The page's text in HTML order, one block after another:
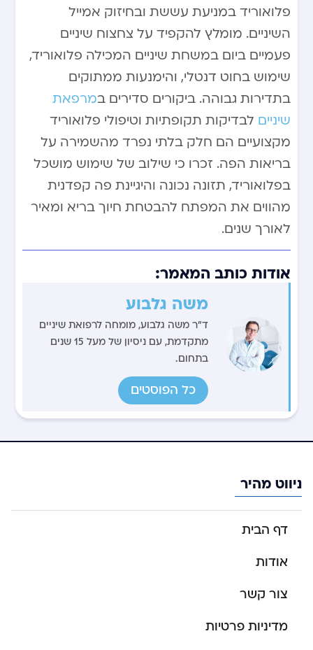
פלואוריד במניעת עששת ובחיזוק אמייל
השיניים. מומלץ להקפיד על צחצוח שיניים
פעמיים ביום במשחת שיניים המכילה פלואוריד,
שימוש בחוט דנטלי, והימנעות ממתוקים
בתדירות גבוהה. ביקורים סדירים במרפאת
שיניים לבדיקות תקופתיות וטיפולי פלואוריד
מקצועיים הם חלק בלתי נפרד מהשמירה על
בריאות הפה. זכרו כי שילוב של שימוש מושכל
בפלואוריד, תזונה נכונה והיגיינת פה קפדנית
מהווים את המפתח להבטחת חיוך בריא ומאיר
לאורך שנים.
אודות כותב המאמר:
משה גלבוע
ד"ר משה גלבוע, מומחה לרפואת שיניים
מתקדמת, עם ניסיון של מעל 15 שנים
בתחום.
כל הפוסטים
ניווט מהיר
דף הבית
אודות
צור קשר
מדיניות פרטיות